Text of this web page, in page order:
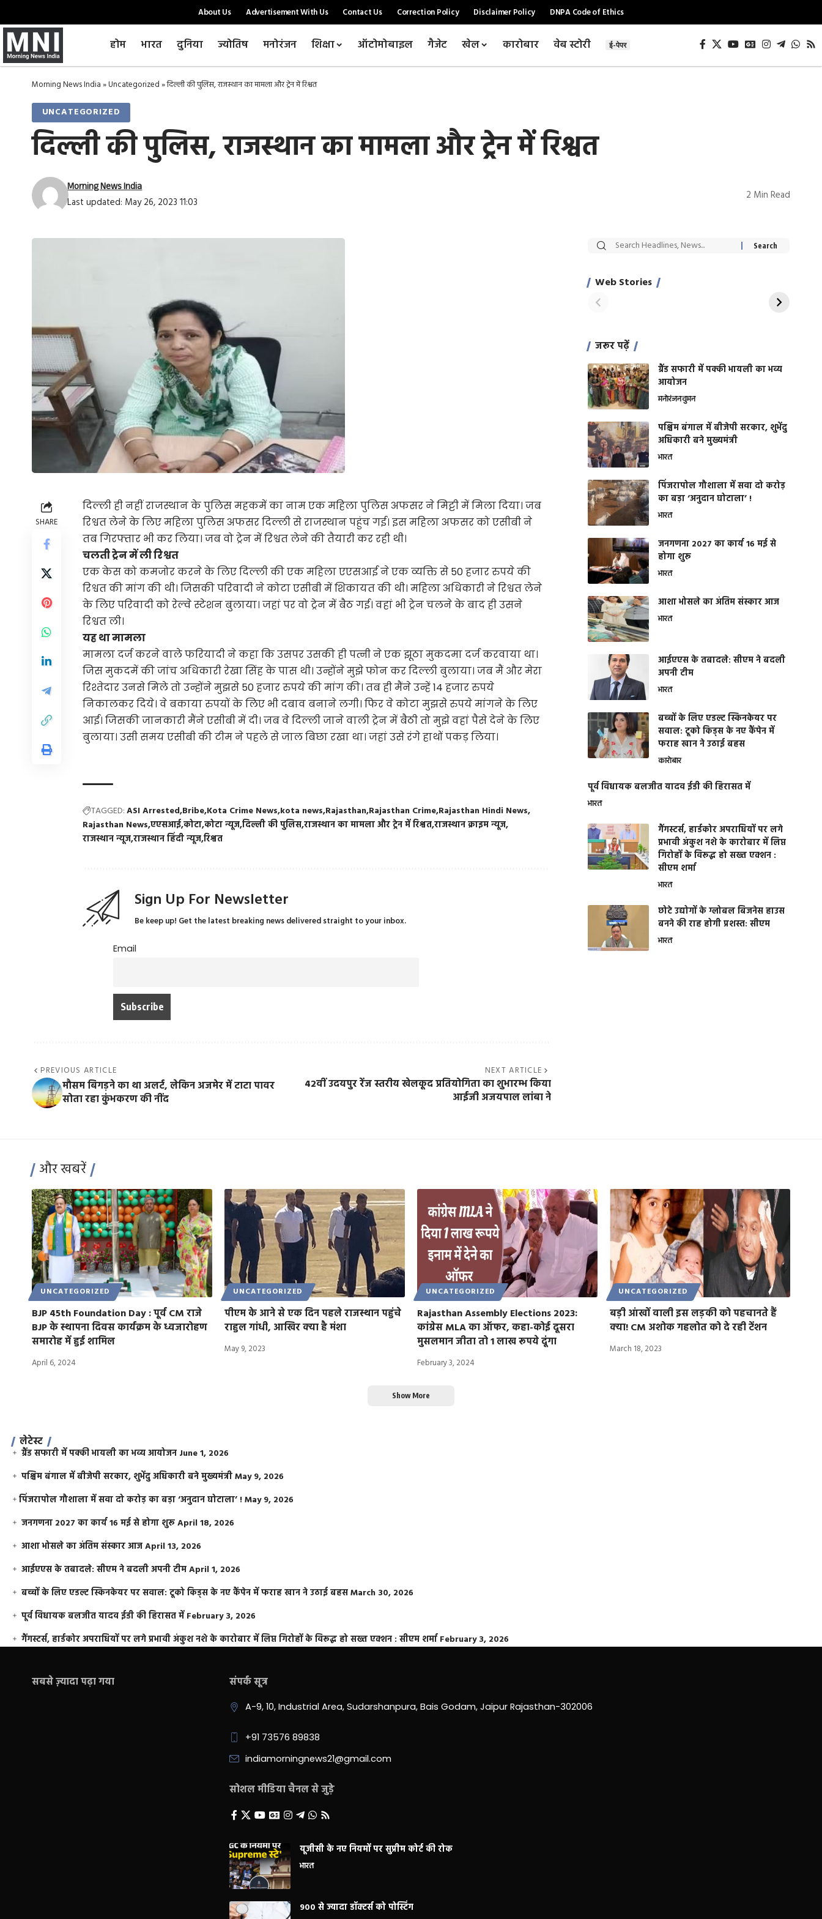
About Us Advertisement With Us Contact Us Correction Policy Disclaimer Policy DNPA Code of Ethics
होम भारत दुनिया ज्योतिष मनोरंजन शिक्षा ऑटोमोबाइल गैजेट खेल कारोबार वेब स्टोरी ई-पेपर
Morning News India»Uncategorized»दिल्ली की पुलिस, राजस्थान का मामला और ट्रेन में रिश्वत
UNCATEGORIZED
दिल्ली की पुलिस, राजस्थान का मामला और ट्रेन में रिश्वत
Last updated: May 26, 2023 11:03
Morning News India 2 Min Read
SHARE
दिल्ली ही नहीं राजस्थान के पुलिस महकमें का नाम एक महिला पुलिस अफसर ने मिट्टी में मिला दिया। जब
रिश्वत लेने के लिए महिला पुलिस अफसर दिल्ली से राजस्थान पहुंच गई। इस महिला अफसर को एसीबी ने
तब गिरफ्तार भी कर लिया। जब वो ट्रेन में रिश्वत लेने की तैयारी कर रही थी।
चलती ट्रेन में ली रिश्वत
एक केस को कमजोर करने के लिए दिल्ली की एक महिला एएसआई ने एक व्यक्ति से 50 हजार रुपये की
रिश्वत की मांग की थी। जिसकी परिवादी ने कोटा एसीबी में शिकायत की थी। महिला अधिकारी ने रिश्वत लेने
के लिए परिवादी को रेल्वे स्टेशन बुलाया। जहां पर वो ट्रेन में बैठ गई। वहां भी ट्रेन चलने के बाद ही उसने
रिश्वत ली।
यह था मामला
मामला दर्ज करने वाले फरियादी ने कहा कि उसपर उसकी ही पत्नी ने एक झूठा मुकदमा दर्ज करवाया था।
जिस मुकदमें की जांच अधिकारी रेखा सिंह के पास थी। उन्होंने मुझे फोन कर दिल्ली बुलाया। जब मैं और मेरा
रिश्तेदार उनसे मिले तो उन्होंने मुझसे 50 हजार रुपये की मांग की। तब ही मैंने उन्हें 14 हजार रुपये
निकालकर दिये। वे बकाया रुपयों के लिए भी दबाव बनाने लगी। फिर वे कोटा मुझसे रुपये मांगने के लिए
आई। जिसकी जानकारी मैंने एसीबी में दी। जब वे दिल्ली जाने वाली ट्रेन में बैठी तो मुझे वहां पैसे देने के लिए
बुलाया। उसी समय एसीबी की टीम ने पहले से जाल बिछा रखा था। जहां उसे रंगे हाथों पकड़ लिया।
TAGGED:ASI Arrested Bribe Kota Crime News kota news Rajasthan Rajasthan Crime Rajasthan Hindi News
Rajasthan Newsएएसआईकोटाकोटा न्यूजदिल्ली की पुलिसराजस्थान का मामला और ट्रेन में रिश्वतराजस्थान क्राइम न्यूज
राजस्थान न्यूजराजस्थान हिंदी न्यूजरिश्वत
Sign Up For Newsletter
Be keep up! Get the latest breaking news delivered straight to your inbox.
Email
PREVIOUS ARTICLE
मौसम बिगड़ने का था अलर्ट, लेकिन अजमेर में टाटा पावर
सोता रहा कुंभकरण की नींद
NEXT ARTICLE
42वीं उदयपुर रेंज स्तरीय खेलकूद प्रतियोगिता का शुभारम्भ किया
आईजी अजयपाल लांबा ने
Web Stories
सट्टेबाजी में अरेस्ट हुए
साहिल खान
रोज एक कच्चे लहसुन
जरूर पढ़ें
ग्रैंड सफारी में पक्की भायली का भव्य
आयोजन
मनोरंजनवुमन
पश्चिम बंगाल में बीजेपी सरकार, शुभेंदु
अधिकारी बने मुख्यमंत्री
भारत
​पिंजरापोल गौशाला में सवा दो करोड़
का बड़ा ‘अनुदान घोटाला’ !
भारत
जनगणना 2027 का कार्य 16 मई से
होगा शुरू
भारत
आशा भोसले का अंतिम संस्कार आज
भारत
आईएएस के तबादले: सीएम ने बदली
अपनी टीम
भारत
बच्चों के लिए एडल्ट स्किनकेयर पर
सवाल: टूको किड्स के नए कैंपेन में
फराह खान ने उठाई बहस
कारोबार
पूर्व विधायक बलजीत यादव ईडी की हिरासत में
भारत
गैंगस्टर्स, हार्डकोर अपराधियों पर लगे
प्रभावी अंकुश नशे के कारोबार में लिप्त
गिरोहों के विरूद्ध हो सख्त एक्शन :
सीएम शर्मा
भारत
छोटे उद्योगों के ग्लोबल बिजनेस हाउस
बनने की राह होगी प्रशस्त: सीएम
भारत
और खबरें
UNCATEGORIZED
BJP 45th Foundation Day : पूर्व CM राजे
BJP के स्थापना दिवस कार्यक्रम के ध्वजारोहण
समारोह में हुई शामिल
April 6, 2024
UNCATEGORIZED
पीएम के आने से एक दिन पहले राजस्थान पहुंचे
राहुल गांधी, आखिर क्या है मंशा
May 9, 2023
UNCATEGORIZED
Rajasthan Assembly Elections 2023:
कांग्रेस MLA का ऑफर, कहा-कोई दूसरा
मुसलमान जीता तो 1 लाख रूपये दूंगा
February 3, 2024
UNCATEGORIZED
बड़ी आंखों वाली इस लड़की को पहचानते हैं
क्या! CM अशोक गहलोत को दे रही टेंशन
March 18, 2023
Show More
लेटेस्ट
ग्रैंड सफारी में पक्की भायली का भव्य आयोजन June 1, 2026
पश्चिम बंगाल में बीजेपी सरकार, शुभेंदु अधिकारी बने मुख्यमंत्रीMay 9, 2026
​पिंजरापोल गौशाला में सवा दो करोड़ का बड़ा ‘अनुदान घोटाला’ !May 9, 2026
जनगणना 2027 का कार्य 16 मई से होगा शुरूApril 18, 2026
आशा भोसले का अंतिम संस्कार आजApril 13, 2026
आईएएस के तबादले: सीएम ने बदली अपनी टीमApril 1, 2026
बच्चों के लिए एडल्ट स्किनकेयर पर सवाल: टूको किड्स के नए कैंपेन में फराह खान ने उठाई बहसMarch 30, 2026
पूर्व विधायक बलजीत यादव ईडी की हिरासत में February 3, 2026
गैंगस्टर्स, हार्डकोर अपराधियों पर लगे प्रभावी अंकुश नशे के कारोबार में लिप्त गिरोहों के विरूद्ध हो सख्त एक्शन : सीएम शर्मा February 3, 2026
सबसे ज़्यादा पढ़ा गया संपर्क सूत्र
A-9, 10, Industrial Area, Sudarshanpura, Bais Godam, Jaipur Rajasthan-302006
+91 73576 89838
indiamorningnews21@gmail.com
सोशल मीडिया चैनल से जुड़े
यूजीसी के नए नियमों पर सुप्रीम कोर्ट की रोक
भारत
900 से ज्यादा डॉक्टर्स को पोस्टिंग